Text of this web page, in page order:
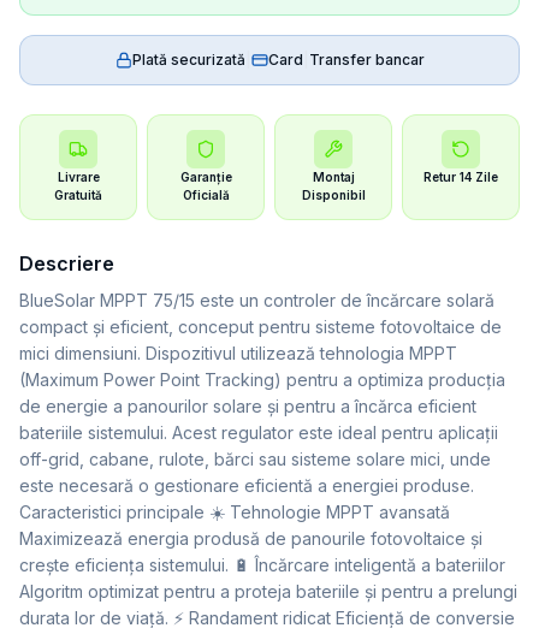
Plată securizată Card Transfer bancar
Livrare
Gratuită
Garanție
Oficială
Montaj
Disponibil
Retur 14 Zile
Descriere
BlueSolar MPPT 75/15 este un controler de încărcare solară
compact și eficient, conceput pentru sisteme fotovoltaice de
mici dimensiuni. Dispozitivul utilizează tehnologia MPPT
(Maximum Power Point Tracking) pentru a optimiza producția
de energie a panourilor solare și pentru a încărca eficient
bateriile sistemului. Acest regulator este ideal pentru aplicații
off-grid, cabane, rulote, bărci sau sisteme solare mici, unde
este necesară o gestionare eficientă a energiei produse.
Caracteristici principale ☀️ Tehnologie MPPT avansată
Maximizează energia produsă de panourile fotovoltaice și
crește eficiența sistemului. 🔋 Încărcare inteligentă a bateriilor
Algoritm optimizat pentru a proteja bateriile și pentru a prelungi
durata lor de viață. ⚡ Randament ridicat Eficiență de conversie